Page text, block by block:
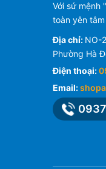
Với sứ mệnh
toàn yên
Địa chỉ: NO-
Phường Hà
Điện thoại:
Email: